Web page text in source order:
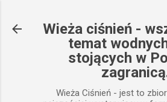
Wieża ciśnień -
temat
stojących w
Wieża Ciśnień - jest to